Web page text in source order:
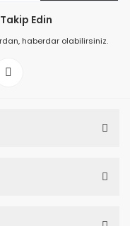
Edin
haberdar olabilirsiniz.